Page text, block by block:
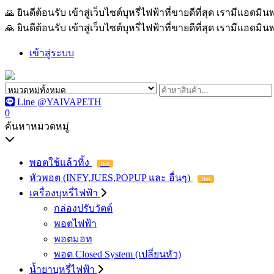
🙏 ยินดีต้อนรับ เข้าสู่เว็บไซต์บุหรี่ไฟฟ้าที่ขายดีที่สุด เรามีแอดมิน
🙏 ยินดีต้อนรับ เข้าสู่เว็บไซต์บุหรี่ไฟฟ้าที่ขายดีที่สุด เรามีแอดมิน
เข้าสู่ระบบ
Line @YAIVAPETH
0
ค้นหาหมวดหมู่
พอตใช้แล้วทิ้ง Hot
หัวพอต (INFY,JUES,POPUP และ อื่นๆ) Hot
เครื่องบุหรี่ไฟฟ้า
กล่องปรับวัตต์
พอตไฟฟ้า
พอตมอท
พอต Closed System (เปลี่ยนหัว)
น้ำยาบุหรี่ไฟฟ้า